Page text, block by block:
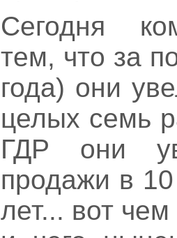
Сегодня
тем, что за
года) они
целых семь
ГДР они
продажи в
лет... вот чем